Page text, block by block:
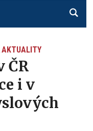
AKTUALITY
ČR
i v